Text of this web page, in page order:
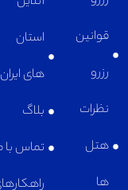
استان
های ایران
بلاگ
تماس با ما
راهکارهای
ایران هتل
آنلاین را
دانلود کنید
و با تلفن
همراهتان
رزروتان را